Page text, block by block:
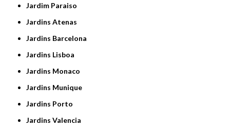
Jardim Paraiso
Jardins Atenas
Jardins Barcelona
Jardins Lisboa
Jardins Monaco
Jardins Munique
Jardins Porto
Jardins Valencia